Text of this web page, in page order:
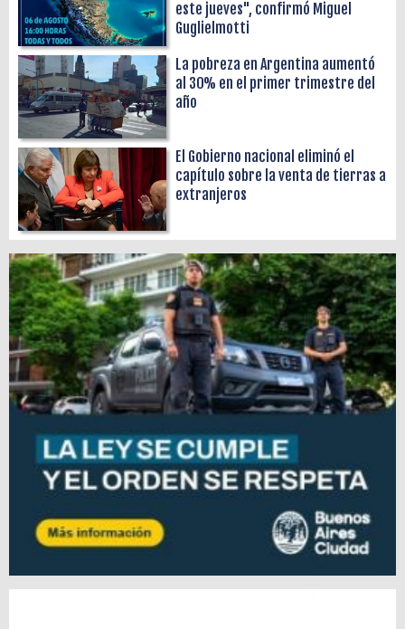
este jueves", confirmó Miguel
Guglielmotti
La pobreza en Argentina aumentó
al 30% en el primer trimestre del
año
El Gobierno nacional eliminó el
capítulo sobre la venta de tierras a
extranjeros